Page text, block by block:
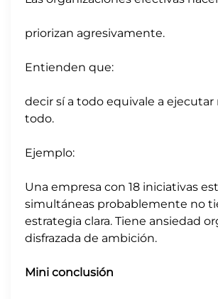
priorizan agresivamente.
Entienden que:
decir sí a todo equivale a ejecutar
todo.
Ejemplo:
Una empresa con 18 iniciativas
simultáneas probablemente no
estrategia clara. Tiene ansiedad
disfrazada de ambición.
Mini conclusión